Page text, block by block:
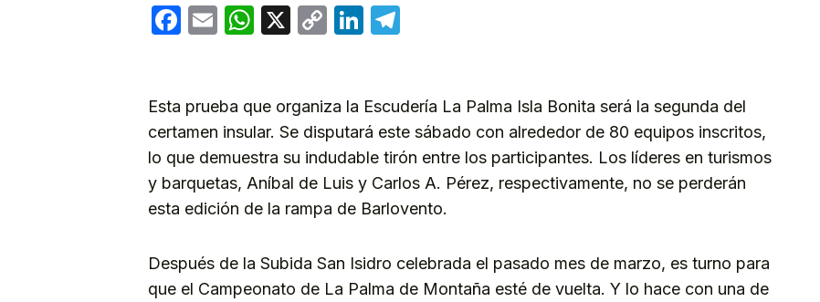
Facebook
EmailWhatsApp
X
CopyLinkedIn
Esta prueba que organiza la Escudería La Palma Isla Bonita será la segunda del
certamen insular. Se disputará este sábado con alrededor de 80 equipos inscritos,
lo que demuestra su indudable tirón entre los participantes. Los líderes en turismos
y barquetas, Aníbal de Luis y Carlos A. Pérez, respectivamente, no se perderán
esta edición de la rampa de Barlovento.
Después de la Subida San Isidro celebrada el pasado mes de marzo, es turno para
que el Campeonato de La Palma de Montaña esté de vuelta. Y lo hace con una de